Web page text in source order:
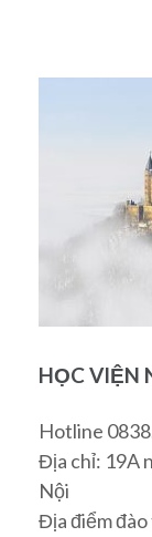
HỌC VIỆN
Hotline
Địa chỉ: 19A
Nội
Địa điểm